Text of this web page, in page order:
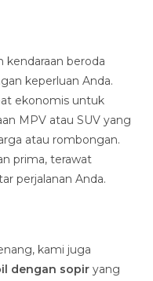
kendaraan beroda
keperluan Anda.
ekonomis untuk
MPV atau SUV yang
atau rombongan.
prima, terawat
perjalanan Anda.
kami juga
dengan sopir yang